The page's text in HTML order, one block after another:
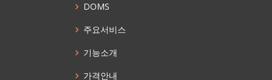
DOMS
주요서비스
기능소개
가격안내